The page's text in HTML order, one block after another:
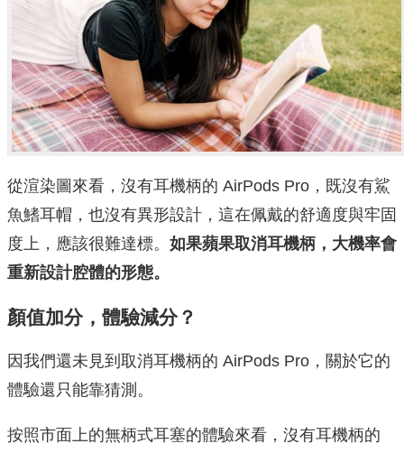
從渲染圖來看，沒有耳機柄的 AirPods Pro，既沒有鯊
魚鰭耳帽，也沒有異形設計，這在佩戴的舒適度與牢固
度上，應該很難達標。 如果蘋果取消耳機柄，大機率會
重新設計腔體的形態。
顏值加分，體驗減分？
因我們還未見到取消耳機柄的 AirPods Pro，關於它的
體驗還只能靠猜測。
按照市面上的無柄式耳塞的體驗來看，沒有耳機柄的